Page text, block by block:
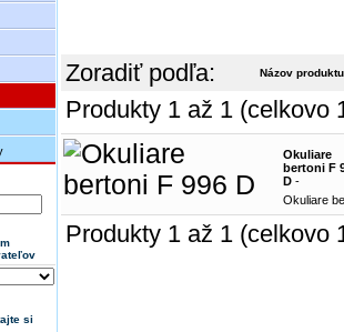
si
Zoradiť podľa: Názov produktu
Produkty 1 až 1 (celkovo
Okuliare
bertoni F
D -
Okuliare
Produkty 1 až 1 (celkovo